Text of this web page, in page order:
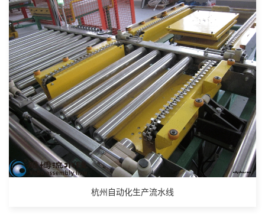
杭州自动化生产流水线